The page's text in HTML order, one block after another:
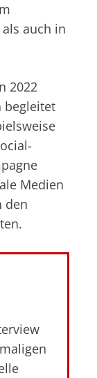
auch in
2022
begleitet
Medien
den